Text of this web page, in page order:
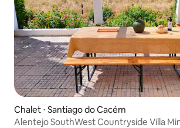
Chalet ⋅ Santiago do Cacém
Alentejo SouthWest Countryside Villa